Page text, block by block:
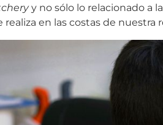
y no sólo lo relacionado a
en las costas de nuestra